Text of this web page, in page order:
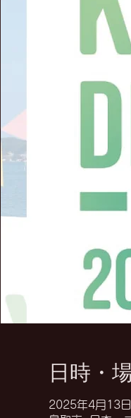
日時・
2025年4月13